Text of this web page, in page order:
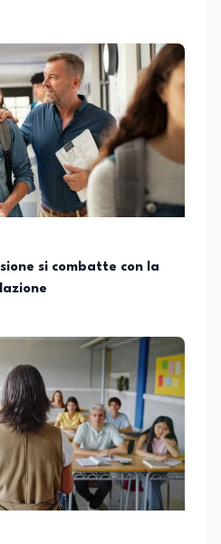
si combatte con la